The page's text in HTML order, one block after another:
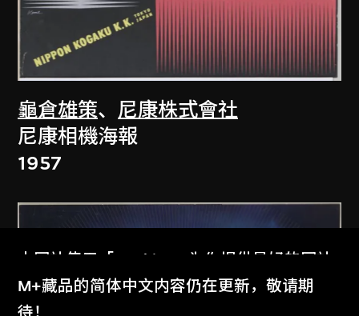
龜倉雄策、 尼康株式會社
尼康相機海報
1957
本网站使用「Cookies」为你提供最好的网站
体验。
了解更多
M+藏品的简体中文内容仍在更新，敬请期
待！